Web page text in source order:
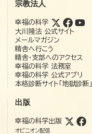
宗教法人
幸福の科学
大川隆法 公式サイト
メールマガジン
精舎へ行こう
精舎・支部へのアクセス
幸福の科学 法務室
幸福の科学 公式アプリ
本格診断サイト「地獄診断」
出版
幸福の科学出版
オピニオン配信